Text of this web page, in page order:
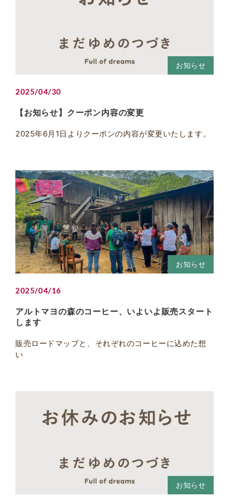
お知らせ
2025/04/30
【お知らせ】クーポン内容の変更
2025年6月1日よりクーポンの内容が変更いたします。
お知らせ
2025/04/16
アルトマヨの森のコーヒー、いよいよ販売スタート
します
販売ロードマップと、それぞれのコーヒーに込めた想
い
お知らせ